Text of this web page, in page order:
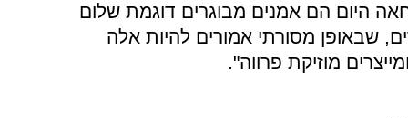
היום הם אמנים מבוגרים דוגמת שלום
שבאופן מסורתי אמורים להיות אלה
מוזיקת פרווה".